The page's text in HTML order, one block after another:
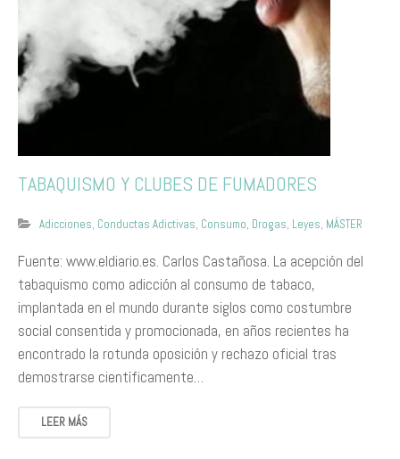
TABAQUISMO Y CLUBES DE FUMADORES
Adicciones, Conductas Adictivas, Consumo, Drogas, Leyes, MÁSTER
Fuente: www.eldiario.es. Carlos Castañosa. La acepción del
tabaquismo como adicción al consumo de tabaco,
implantada en el mundo durante siglos como costumbre
social consentida y promocionada, en años recientes ha
encontrado la rotunda oposición y rechazo oficial tras
demostrarse científicamente…
LEER MÁS